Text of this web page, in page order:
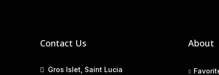
Contact Us
Gros Islet, Saint Lucia
About